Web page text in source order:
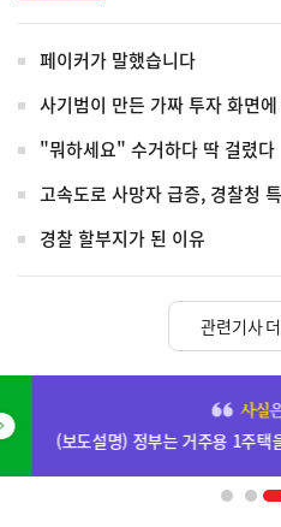
페이커가 말했습니다
사기범이 만든 가짜 투자 화면
"뭐하세요" 수거하다 딱 걸렸다
고속도로 사망자 급증, 경찰청
경찰 할부지가 된 이유
관련기사
단
배